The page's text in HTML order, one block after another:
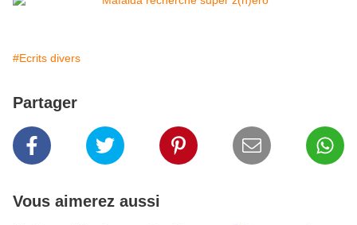
#Ecrits divers
Partager
Vous aimerez aussi